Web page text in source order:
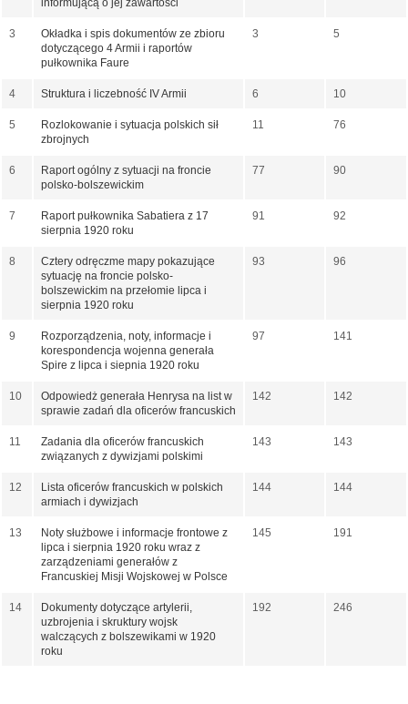
informującą o jej zawartości
3
Okładka i spis dokumentów ze zbioru
dotyczącego 4 Armii i raportów
pułkownika Faure
3 5
4 Struktura i liczebność IV Armii 6 10
5
Rozlokowanie i sytuacja polskich sił
zbrojnych
11 76
6
Raport ogólny z sytuacji na froncie
polsko-bolszewickim
77 90
7
Raport pułkownika Sabatiera z 17
sierpnia 1920 roku
91 92
8
Cztery odręczme mapy pokazujące
sytuację na froncie polsko-
bolszewickim na przełomie lipca i
sierpnia 1920 roku
93 96
9
Rozporządzenia, noty, informacje i
korespondencja wojenna generała
Spire z lipca i siepnia 1920 roku
97 141
10
Odpowiedż generała Henrysa na list w
sprawie zadań dla oficerów francuskich
142 142
11
Zadania dla oficerów francuskich
związanych z dywizjami polskimi
143 143
12
Lista oficerów francuskich w polskich
armiach i dywizjach
144 144
13
Noty służbowe i informacje frontowe z
lipca i sierpnia 1920 roku wraz z
zarządzeniami generałów z
Francuskiej Misji Wojskowej w Polsce
145 191
14
Dokumenty dotyczące artylerii,
uzbrojenia i skruktury wojsk
walczących z bolszewikami w 1920
roku
192 246